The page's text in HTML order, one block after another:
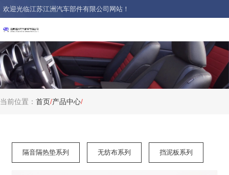
欢迎光临江苏江洲汽车部件有限公司网站！
当前位置： 首页/产品中心/
隔音隔热垫系列 无纺布系列 挡泥板系列